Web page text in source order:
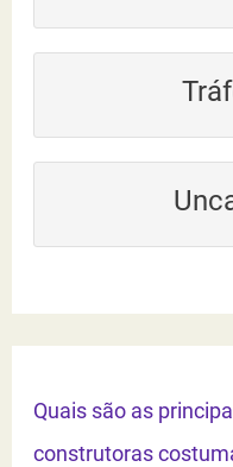
Quais são as
construtoras